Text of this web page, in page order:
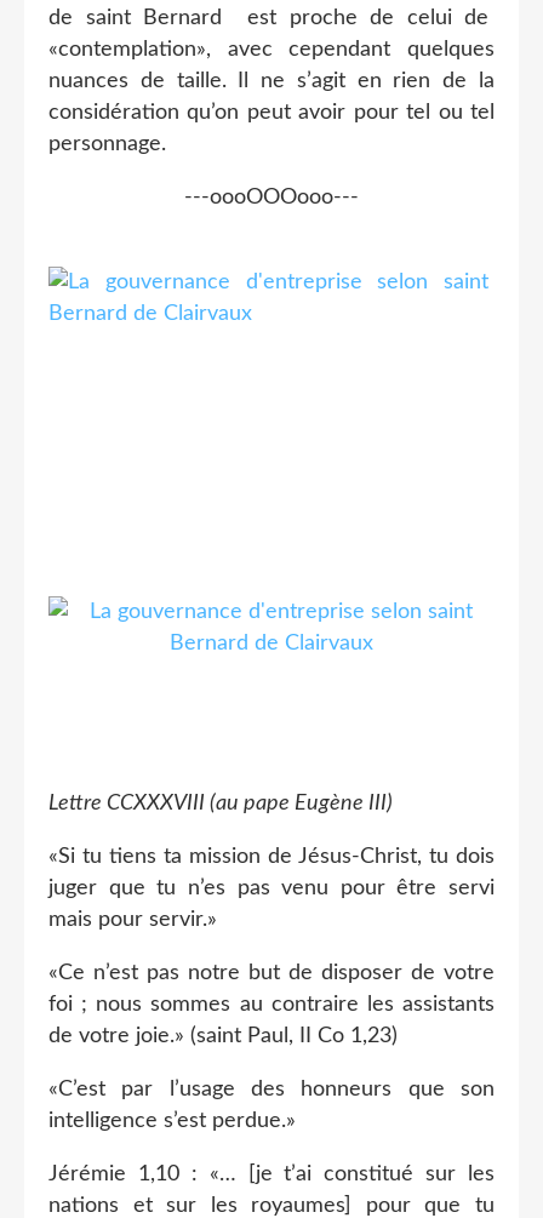
de saint Bernard
est proche de celui de
«contemplation», avec cependant quelques
nuances de taille. Il ne s’agit en rien de la
considération qu’on peut avoir pour tel ou tel
personnage.
---oooOOOooo---
Lettre CCXXXVIII (au pape Eugène III)
«Si tu tiens ta mission de Jésus-Christ, tu dois
juger que tu n’es pas venu pour être servi
mais pour servir.»
«Ce n’est pas notre but de disposer de votre
foi ; nous sommes au contraire les assistants
de votre joie.» (saint Paul, II Co 1,23)
«C’est par l’usage des honneurs que son
intelligence s’est perdue.»
Jérémie 1,10 : «… [je t’ai constitué sur les
nations et sur les royaumes] pour que tu